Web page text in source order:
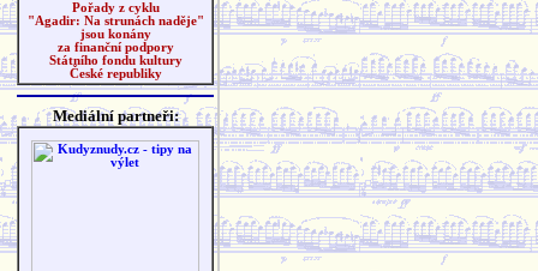
Pořady z cyklu
"Agadir: Na strunách naděje"
jsou konány
za finanční podpory
Státního fondu kultury
České republiky
Mediální partneři: